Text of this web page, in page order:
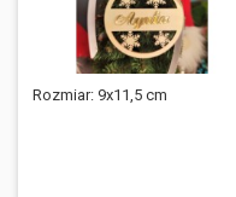
Rozmiar: 9x11,5 cm